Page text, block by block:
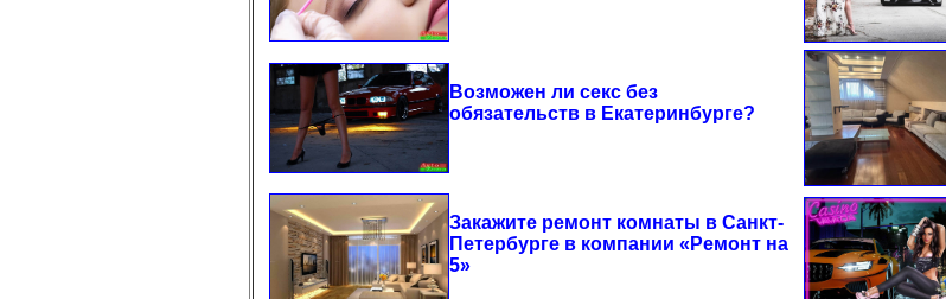
Возможен ли секс без
обязательств в Екатеринбурге?
Закажите ремонт комнаты в Санкт-
Петербурге в компании «Ремонт на
5»